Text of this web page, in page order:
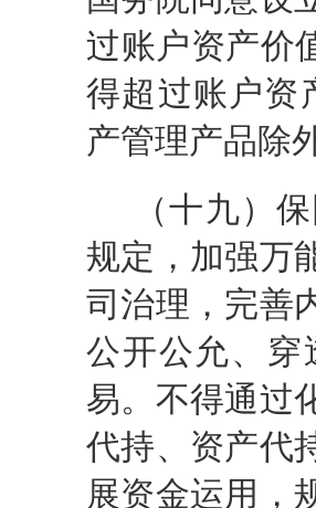
过账户资产价
得超过账户资
产管理产品除
（十九）
规定，加强万
司治理，完善
公开公允、穿
易。不得通过
代持、资产代
展资金运用，